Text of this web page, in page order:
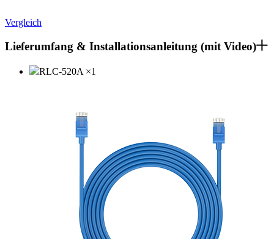
Vergleich
Lieferumfang & Installationsanleitung (mit Video)
RLC-520A ×1